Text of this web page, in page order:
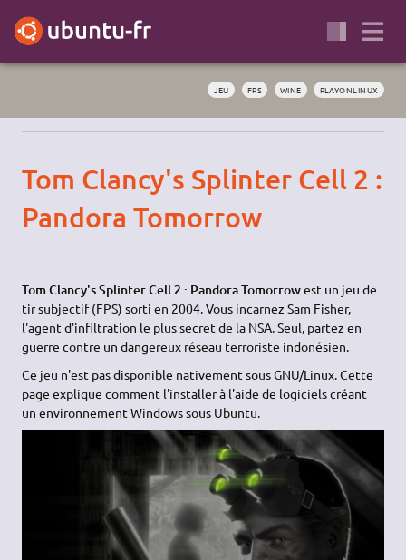
JEU FPS WINE PLAYONLINUX
Tom Clancy's Splinter Cell 2 :
Pandora Tomorrow
Tom Clancy's Splinter Cell 2 : Pandora Tomorrowest un jeu de
tir subjectif (FPS) sorti en 2004. Vous incarnez Sam Fisher,
l'agent d'infiltration le plus secret de la NSA. Seul, partez en
guerre contre un dangereux réseau terroriste indonésien.
Ce jeu n'est pas disponible nativement sousGNU/Linux. Cette
page explique comment l'installer à l'aide de logiciels créant
un environnement Windows sous Ubuntu.